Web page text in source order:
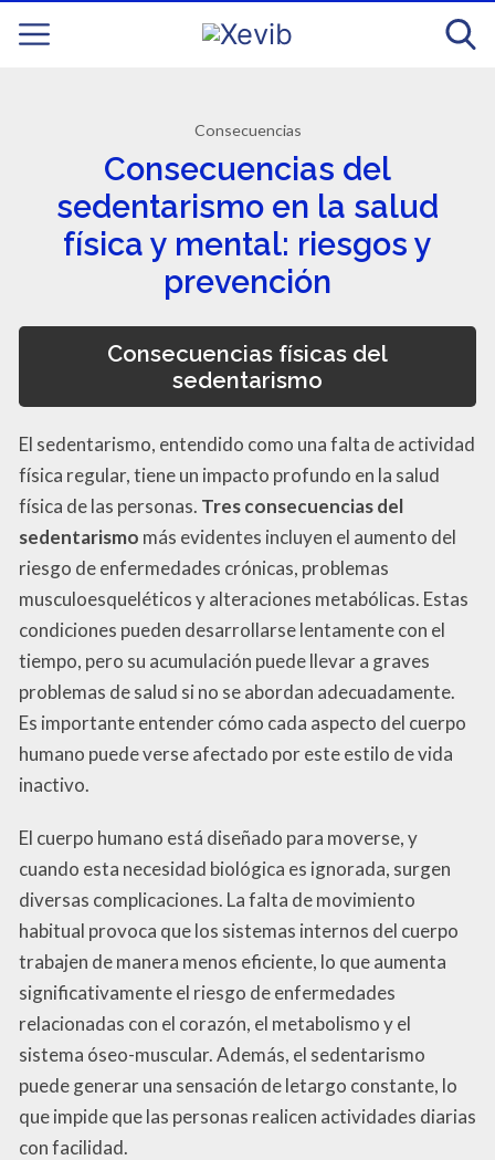
Consecuencias
Consecuencias del
sedentarismo en la salud
física y mental: riesgos y
prevención
Consecuencias físicas del
sedentarismo
El sedentarismo, entendido como una falta de actividad
física regular, tiene un impacto profundo en la salud
física de las personas. Tres consecuencias del
sedentarismo más evidentes incluyen el aumento del
riesgo de enfermedades crónicas, problemas
musculoesqueléticos y alteraciones metabólicas. Estas
condiciones pueden desarrollarse lentamente con el
tiempo, pero su acumulación puede llevar a graves
problemas de salud si no se abordan adecuadamente.
Es importante entender cómo cada aspecto del cuerpo
humano puede verse afectado por este estilo de vida
inactivo.
El cuerpo humano está diseñado para moverse, y
cuando esta necesidad biológica es ignorada, surgen
diversas complicaciones. La falta de movimiento
habitual provoca que los sistemas internos del cuerpo
trabajen de manera menos eficiente, lo que aumenta
significativamente el riesgo de enfermedades
relacionadas con el corazón, el metabolismo y el
sistema óseo-muscular. Además, el sedentarismo
puede generar una sensación de letargo constante, lo
que impide que las personas realicen actividades diarias
con facilidad.